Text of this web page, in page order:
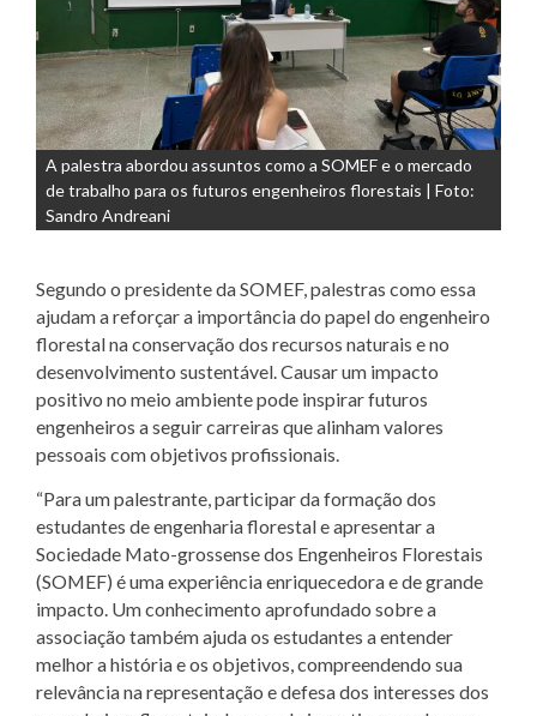
A palestra abordou assuntos como a SOMEF e o mercado
de trabalho para os futuros engenheiros florestais | Foto:
Sandro Andreani
Segundo o presidente da SOMEF, palestras como essa
ajudam a reforçar a importância do papel do engenheiro
florestal na conservação dos recursos naturais e no
desenvolvimento sustentável. Causar um impacto
positivo no meio ambiente pode inspirar futuros
engenheiros a seguir carreiras que alinham valores
pessoais com objetivos profissionais.
“Para um palestrante, participar da formação dos
estudantes de engenharia florestal e apresentar a
Sociedade Mato-grossense dos Engenheiros Florestais
(SOMEF) é uma experiência enriquecedora e de grande
impacto. Um conhecimento aprofundado sobre a
associação também ajuda os estudantes a entender
melhor a história e os objetivos, compreendendo sua
relevância na representação e defesa dos interesses dos